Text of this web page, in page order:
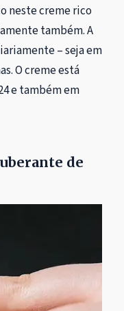
neste creme rico
também. A
– seja em
O creme está
e também em
de